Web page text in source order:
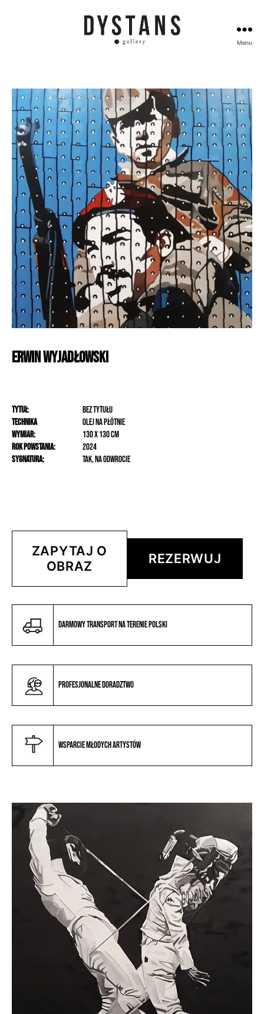
Menu
ErwinWyjadłowski
Tytuł:
bez tytułu
Technika
olej na płótnie
Wymiar:
130 x 130 cm
Rok powstania:
2024
Sygnatura:
tak, na odwrocie
ZAPYTAJ O
OBRAZ
REZERWUJ
Darmowy transport na terenie Polski
Profesjonalne doradztwo
Wsparcie młodych artystów